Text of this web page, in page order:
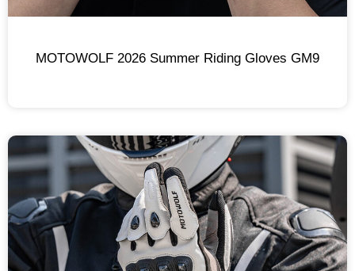
MOTOWOLF 2026 Summer Riding Gloves GM9